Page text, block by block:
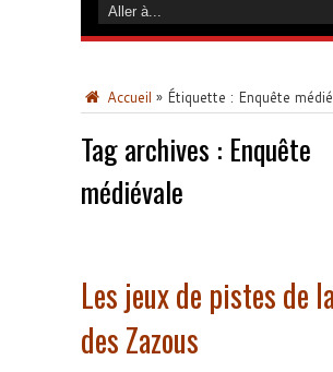
Accueil » Étiquette : Enquête
Tag archives : Enquête
médiévale
Les jeux de pistes de
des Zazous